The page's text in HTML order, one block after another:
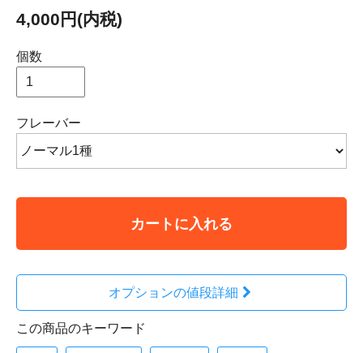
4,000円(内税)
個数
フレーバー
カートに入れる
オプションの値段詳細
この商品のキーワード